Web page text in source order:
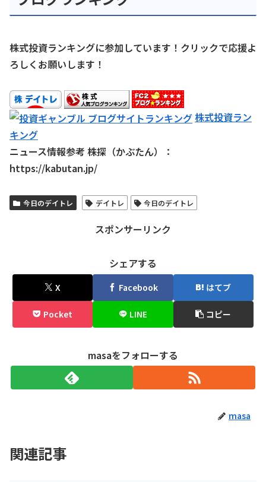
株式投資ランキングに参加しています！クリックで応援よ
ろしくお願いします！
株式投資ラン
キング
ニュース情報参考 株探（かぶたん）：
https://kabutan.jp/
今日のデイトレ デイトレ 今日のデイトレ
スポンサーリンク
シェアする
X Facebook はてブ
Pocket LINE コピー
masaをフォローする
masa
関連記事